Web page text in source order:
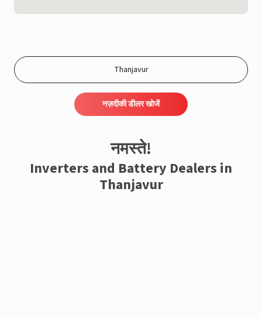
नज़दीकी डीलर खोजें
नमस्ते!
Inverters and Battery Dealers in
Thanjavur